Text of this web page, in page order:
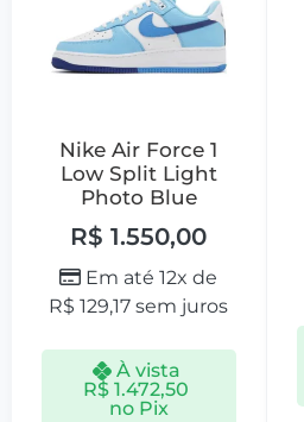
Nike Air Force 1
Low Split Light
Photo Blue
R$ 1.550,00
Em até 12x de
R$ 129,17 sem juros
À vista
R$ 1.472,50
no Pix